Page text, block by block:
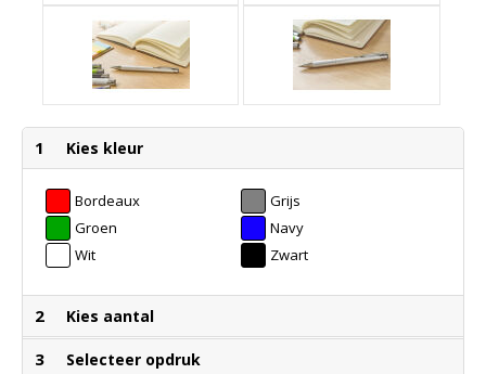
1 Kies kleur
Bordeaux
Grijs
Groen
Navy
Wit
Zwart
2 Kies aantal
3 Selecteer opdruk